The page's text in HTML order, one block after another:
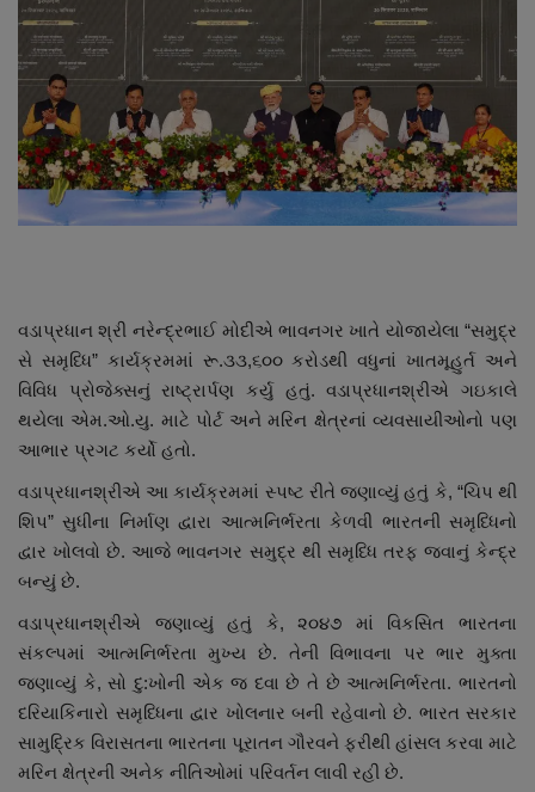
About Author
Contact
Dipotsav Special
આંતરરાષ્ટ્રીય
ગુજરાત
જુનાગઢ
Support US
બજારના સમાચાર
નાણાંકીય સમાચાર
સ્થાનિક સમાચાર
સ્પોર્ટ્સ
રાશિફળ
વડાપ્રધાન શ્રી નરેન્દ્રભાઈ મોદીએ ભાવનગર ખાતે યોજાયેલા “સમુદ્ર
સે સમૃધ્ધિ” કાર્યક્રમમાં રૂ.૩૩,૬૦૦ કરોડથી વધુનાં ખાતમૂહુર્ત અને
વિવિધ પ્રોજેક્સનું રાષ્ટ્રાર્પણ કર્યુ હતું. વડાપ્રધાનશ્રીએ ગઇકાલે
થયેલા એમ.ઓ.યુ. માટે પોર્ટ અને મરિન ક્ષેત્રનાં વ્યવસાયીઓનો પણ
આભાર પ્રગટ કર્યો હતો.
વડાપ્રધાનશ્રીએ આ કાર્યક્રમમાં સ્પષ્ટ રીતે જણાવ્યું હતું કે, “ચિપ થી
શિપ” સુધીના નિર્માણ દ્વારા આત્મનિર્ભરતા કેળવી ભારતની સમૃધ્ધિનો
દ્વાર ખોલવો છે. આજે ભાવનગર સમુદ્ર થી સમૃધ્ધિ તરફ જવાનું કેન્દ્ર
બન્યું છે.
વડાપ્રધાનશ્રીએ જણાવ્યું હતું કે, ૨૦૪૭ માં વિકસિત ભારતના
સંકલ્પમાં આત્મનિર્ભરતા મુખ્ય છે. તેની વિભાવના પર ભાર મુક્તા
જણાવ્યું કે, સો દુ:ખોની એક જ દવા છે તે છે આત્મનિર્ભરતા. ભારતનો
દરિયાકિનારો સમૃધ્ધિના દ્વાર ખોલનાર બની રહેવાનો છે. ભારત સરકાર
સામુદ્રિક વિરાસતના ભારતના પૂરાતન ગૌરવને ફરીથી હાંસલ કરવા માટે
મરિન ક્ષેત્રની અનેક નીતિઓમાં પરિવર્તન લાવી રહી છે.